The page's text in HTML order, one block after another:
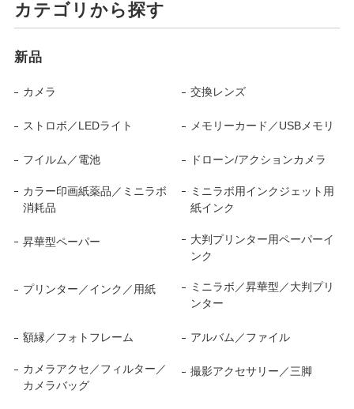
カテゴリから探す
新品
カメラ 交換レンズ
ストロボ／LEDライト メモリーカード／USBメモリ
フイルム／電池 ドローン/アクションカメラ
カラー印画紙薬品／ミニラボ
消耗品
ミニラボ用インクジェット用
紙インク
昇華型ペーパー
大判プリンター用ペーパーイ
ンク
プリンター／インク／用紙
ミニラボ／昇華型／大判プリ
ンター
額縁／フォトフレーム アルバム／ファイル
カメラアクセ／フィルター／
カメラバッグ
撮影アクセサリー／三脚